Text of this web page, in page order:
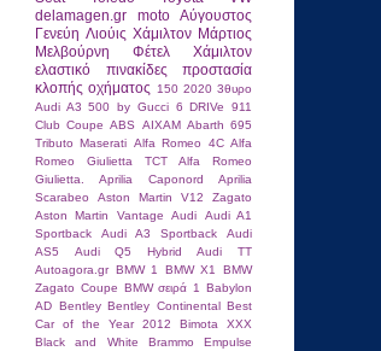
delamagen.gr
moto
Αύγουστος
Γενεύη Λιούις Χάμιλτον Μάρτιος
Μελβούρνη
Φέτελ
Χάμιλτον
ελαστικό
πινακίδες
προστασία
κλοπής οχήματος
150 2020 3θυρο
Audi A3 500 by Gucci 6 DRIVe
911
Club Coupe ABS AIXAM Abarth 695
Tributo Maserati Alfa Romeo 4C Alfa
Romeo Giulietta TCT
Alfa Romeo
Giulietta.
Aprilia Caponord
Aprilia
Scarabeo
Aston Martin V12 Zagato
Aston Martin Vantage
Audi
Audi A1
Sportback
Audi A3 Sportback
Audi
AS5
Audi Q5 Hybrid
Audi TT
Autoagora.gr BMW 1 BMW X1
BMW
Zagato Coupe BMW σειρά 1
Babylon
AD Bentley Bentley Continental Best
Car of the Year 2012
Bimota XXX
Black and White
Brammo Empulse